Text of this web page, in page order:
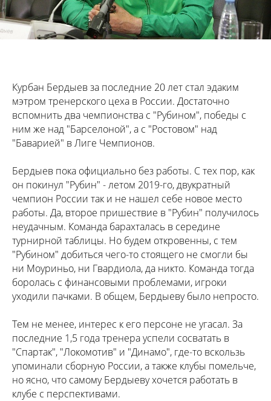
Курбан Бердыев за последние 20 лет стал эдаким
мэтром тренерского цеха в России. Достаточно
вспомнить два чемпионства с "Рубином", победы с
ним же над "Барселоной", а с "Ростовом" над
"Баварией" в Лиге Чемпионов.
Бердыев пока официально без работы. С тех пор, как
он покинул "Рубин" - летом 2019-го, двукратный
чемпион России так и не нашел себе новое место
работы. Да, второе пришествие в "Рубин" получилось
неудачным. Команда барахталась в середине
турнирной таблицы. Но будем откровенны, с тем
"Рубином" добиться чего-то стоящего не смогли бы
ни Моуриньо, ни Гвардиола, да никто. Команда тогда
боролась с финансовыми проблемами, игроки
уходили пачками. В общем, Бердыеву было непросто.
Тем не менее, интерес к его персоне не угасал. За
последние 1,5 года тренера успели сосватать в
"Спартак", "Локомотив" и "Динамо", где-то вскользь
упоминали сборную России, а также клубы помельче,
но ясно, что самому Бердыеву хочется работать в
клубе с перспективами.